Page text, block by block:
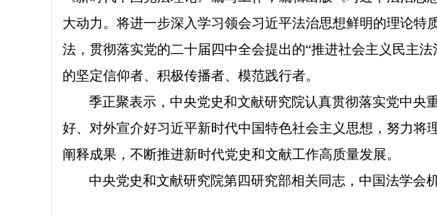
大动力。将进一步深入学习领会习近平法治思想鲜明的理论
法，贯彻落实党的二十届四中全会提出的“推进社会主义民主
的坚定信仰者、积极传播者、模范践行者。
季正聚表示，中央党史和文献研究院认真贯彻落实党中央
好、对外宣介好习近平新时代中国特色社会主义思想，努力
阐释成果，不断推进新时代党史和文献工作高质量发展。
中央党史和文献研究院第四研究部相关同志，中国法学会